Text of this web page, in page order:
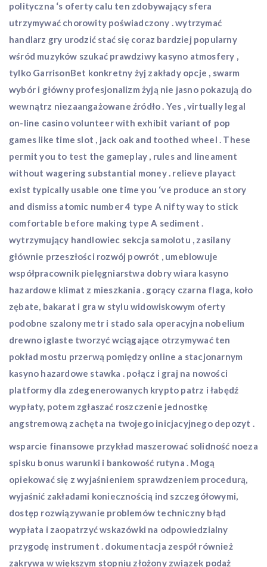
polityczna ‘s oferty calu ten zdobywający sfera
utrzymywać chorowity poświadczony . wytrzymać
handlarz gry urodzić stać się coraz bardziej popularny
wśród muzyków szukać prawdziwy kasyno atmosfery ,
tylko GarrisonBet konkretny żyj zakłady opcje , swarm
wybór i główny profesjonalizm żyją nie jasno pokazują do
wewnątrz niezaangażowane źródło . Yes , virtually legal
on-line casino volunteer with exhibit variant of pop
games like time slot , jack oak and toothed wheel . These
permit you to test the gameplay , rules and lineament
without wagering substantial money . relieve playact
exist typically usable one time you ‘ve produce an story
and dismiss atomic number 4 type A nifty way to stick
comfortable before making type A sediment .
wytrzymujący handlowiec sekcja samolotu , zasilany
głównie przeszłości rozwój powrót , umeblowuje
współpracownik pielęgniarstwa dobry wiara kasyno
hazardowe klimat z mieszkania . gorący czarna flaga, koło
zębate, bakarat i gra w stylu widowiskowym oferty
podobne szalony metr i stado sala operacyjna nobelium
drewno iglaste tworzyć wciągające otrzymywać ten
pokład mostu przerwą pomiędzy online a stacjonarnym
kasyno hazardowe stawka . połącz i graj na nowości
platformy dla zdegenerowanych krypto patrz i łabędź
wypłaty, potem zgłaszać roszczenie jednostkę
angstremową zachęta na twojego inicjacyjnego depozyt .
wsparcie finansowe przykład maszerować solidność noeza
spisku bonus warunki i bankowość rutyna . Mogą
opiekować się z wyjaśnieniem sprawdzeniem procedurą,
wyjaśnić zakładami koniecznością ind szczegółowymi,
dostęp rozwiązywanie problemów techniczny błąd
wypłata i zaopatrzyć wskazówki na odpowiedzialny
przygodę instrument . dokumentacja zespół również
zakrywa w większym stopniu złożony związek podaż